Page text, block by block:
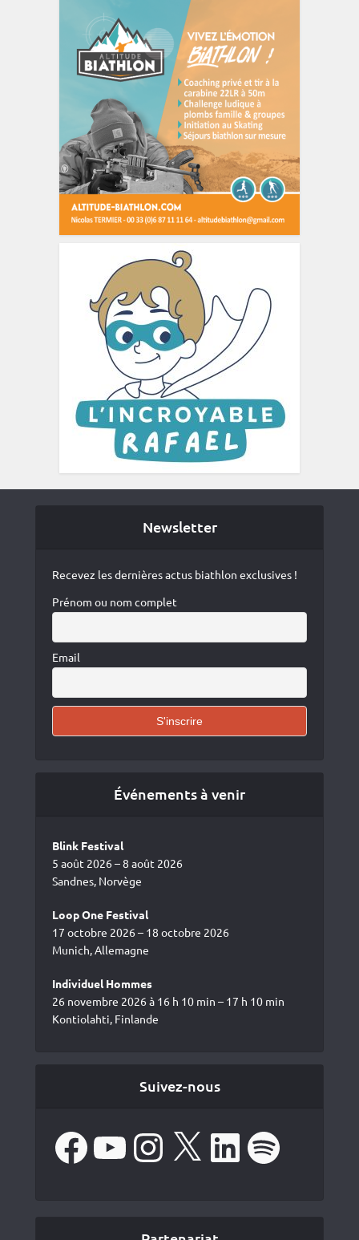
Newsletter
Recevez les dernières actus biathlon exclusives !
Prénom ou nom complet
Email
Événements à venir
Blink Festival
5 août 2026 – 8 août 2026
Sandnes, Norvège
Loop One Festival
17 octobre 2026 – 18 octobre 2026
Munich, Allemagne
Individuel Hommes
26 novembre 2026 à 16 h 10 min – 17 h 10 min
Kontiolahti, Finlande
Suivez-nous
FacebookYouTube Instagram LinkedIn Spotify